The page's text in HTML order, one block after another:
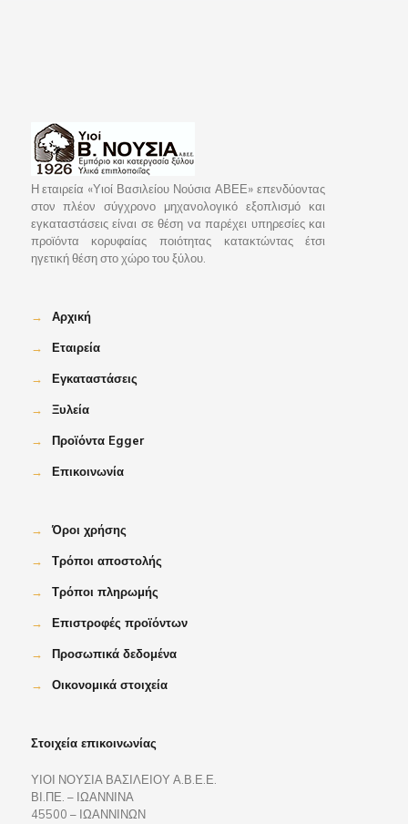
Η εταιρεία «Υιοί Βασιλείου Νούσια ΑΒΕΕ» επενδύοντας
στον πλέον σύγχρονο μηχανολογικό εξοπλισμό και
εγκαταστάσεις είναι σε θέση να παρέχει υπηρεσίες και
προϊόντα κορυφαίας ποιότητας κατακτώντας έτσι
ηγετική θέση στο χώρο του ξύλου.
→
Αρχική
→
Εταιρεία
→
Εγκαταστάσεις
→
Ξυλεία
→
Προϊόντα Egger
→
Επικοινωνία
→
Όροι χρήσης
→
Τρόποι αποστολής
→
Τρόποι πληρωμής
→
Επιστροφές προϊόντων
→
Προσωπικά δεδομένα
→
Οικονομικά στοιχεία
Στοιχεία επικοινωνίας
ΥΙΟΙ ΝΟΥΣΙΑ ΒΑΣΙΛΕΙΟΥ Α.Β.Ε.Ε.
ΒΙ.ΠΕ. – ΙΩΑΝΝΙΝΑ
45500 – ΙΩΑΝΝΙΝΩΝ